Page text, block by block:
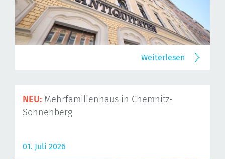
Weiterlesen
NEU: Mehrfamilienhaus in Chemnitz-
Sonnenberg
01. Juli 2026